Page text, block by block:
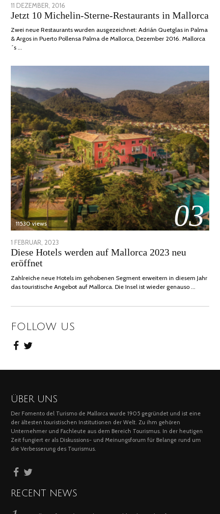
POSTED
ON
11 DEZEMBER, 2016
JUNI,
Jetzt 10 Michelin-Sterne-Restaurants in Mallorca
Zwei neue Restaurants wurden ausgezeichnet: Adrián Quetglas in Palma
& Argos in Puerto Pollensa Palma de Mallorca, Dezember 2016. Mallorca
´s …
03
11530 views
POSTED
ON
1 FEBRUAR, 2023
FEBRUAR,
Diese Hotels werden auf Mallorca 2023 neu
eröffnet
Zahlreiche neue Hotels im gehobenen Segment erweitern in diesem Jahr
das touristische Angebot auf Mallorca. Die Insel ist wieder genauso …
FOLLOW US
ÜBER UNS
Der Fomento del Turismo de Mallorca wurde 1905 gegründet und ist eine
der ältesten touristischen Institutionen der Welt. Zu ihm gehören
Unternehmer und Fachleute aus dem Bereich Tourismus. In der heutigen
Zeit fungiert er als Diskussions- und Meinungsforum für Belange rund um
die Verbesserung des Tourismus.
RECENT NEWS